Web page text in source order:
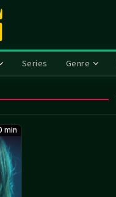
Series Genre
min